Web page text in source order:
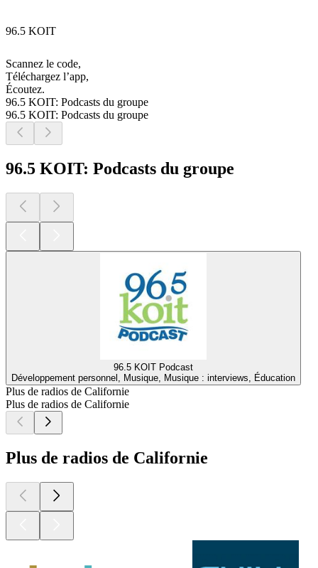
96.5 KOIT
Scannez le code,
Téléchargez l’app,
Écoutez.
96.5 KOIT: Podcasts du groupe
96.5 KOIT: Podcasts du groupe
96.5 KOIT: Podcasts du groupe
96.5 KOIT Podcast
Développement personnel, Musique, Musique : interviews, Éducation
Plus de radios de Californie
Plus de radios de Californie
Plus de radios de Californie